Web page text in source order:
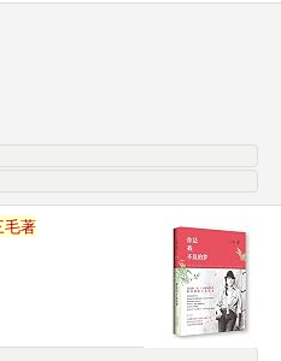
毛著